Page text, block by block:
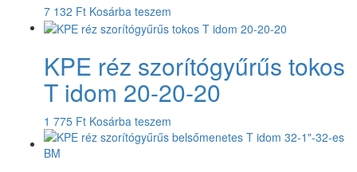
7 132 Ft Kosárba teszem
KPE réz szorítógyűrűs tokos
T idom 20-20-20
1 775 Ft Kosárba teszem